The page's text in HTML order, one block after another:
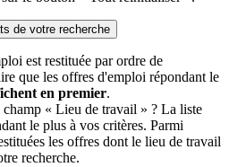
de votre recherche
est restituée par ordre de
que les offres d'emploi répondant le
en premier.
champ « Lieu de travail » ? La liste
le plus à vos critères. Parmi
les offres dont le lieu de travail
recherche.